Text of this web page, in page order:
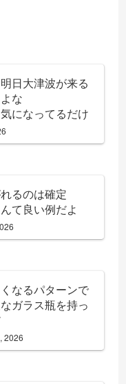
日大津波が来る
な
になってるだけ
るのは確定
て良い例だよ
なるパターンで
ガラス瓶を持っ
2026